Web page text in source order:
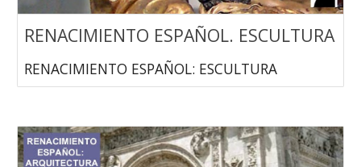
RENACIMIENTO ESPAÑOL. ESCULTURA
RENACIMIENTO ESPAÑOL: ESCULTURA